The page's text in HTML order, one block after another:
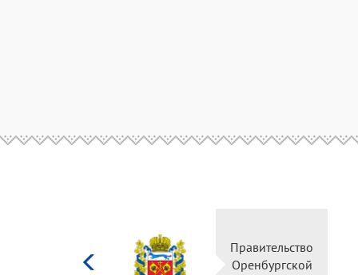
Правительство
Оренбургской